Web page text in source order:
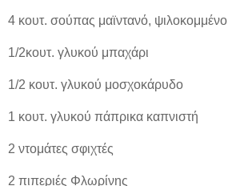
4 κουτ. σούπας μαϊντανό, ψιλοκομμένο
1/2κουτ. γλυκού μπαχάρι
1/2 κουτ. γλυκού μοσχοκάρυδο
1 κουτ. γλυκού πάπρικα καπνιστή
2 ντομάτες σφιχτές
2 πιπεριές Φλωρίνης